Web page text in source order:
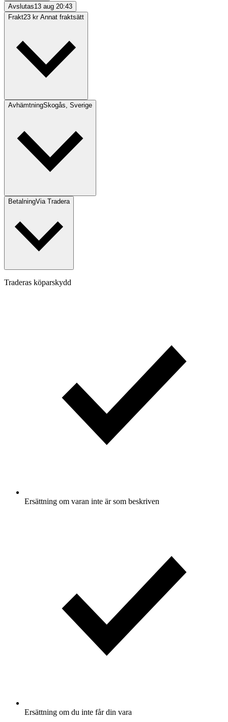
Avslutas13 aug 20:43
Frakt23 kr Annat fraktsätt
AvhämtningSkogås, Sverige
BetalningVia Tradera
Traderas köparskydd
Ersättning om varan inte är som beskriven
Ersättning om du inte får din vara